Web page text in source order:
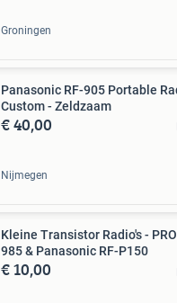
Groningen
Panasonic RF-905 Portable
Custom - Zeldzaam
€ 40,00
Nijmegen
Kleine Transistor Radio's -
985 & Panasonic RF-P150
€ 10,00